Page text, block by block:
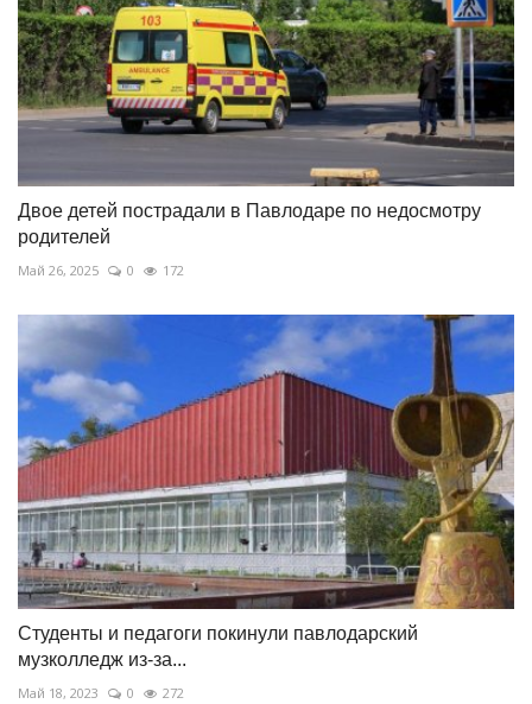
Двое детей пострадали в Павлодаре по недосмотру
родителей
Май 26, 2025 0 172
Студенты и педагоги покинули павлодарский
музколледж из-за...
Май 18, 2023 0 272